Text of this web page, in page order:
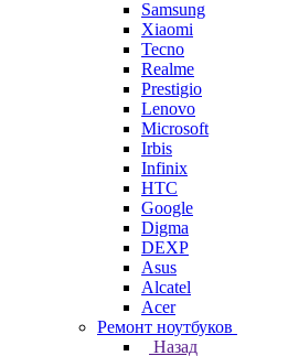
Samsung
Xiaomi
Tecno
Realme
Prestigio
Lenovo
Microsoft
Irbis
Infinix
HTC
Google
Digma
DEXP
Asus
Alcatel
Acer
Ремонт ноутбуков
Назад